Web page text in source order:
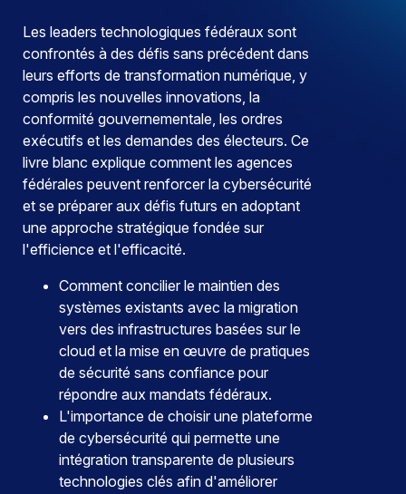
Les leaders technologiques fédéraux sont
confrontés à des défis sans précédent dans
leurs efforts de transformation numérique, y
compris les nouvelles innovations, la
conformité gouvernementale, les ordres
exécutifs et les demandes des électeurs. Ce
livre blanc explique comment les agences
fédérales peuvent renforcer la cybersécurité
et se préparer aux défis futurs en adoptant
une approche stratégique fondée sur
l'efficience et l'efficacité.
Comment concilier le maintien des
systèmes existants avec la migration
vers des infrastructures basées sur le
cloud et la mise en œuvre de pratiques
de sécurité sans confiance pour
répondre aux mandats fédéraux.
L'importance de choisir une plateforme
de cybersécurité qui permette une
intégration transparente de plusieurs
technologies clés afin d'améliorer